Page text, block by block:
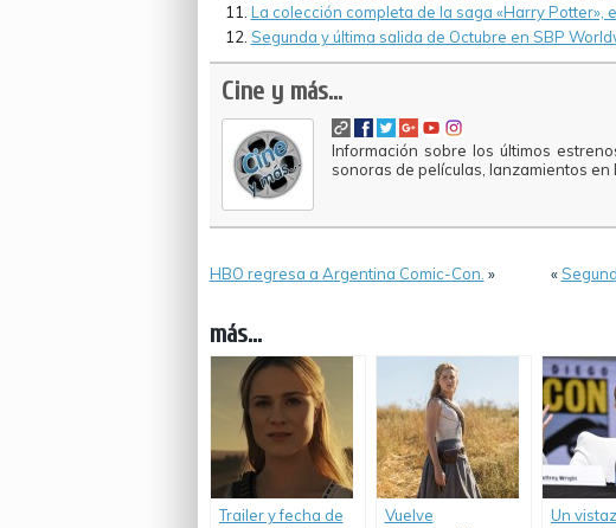
La colección completa de la saga «Harry Potter»,
Segunda y última salida de Octubre en SBP
Cine y más...
Información sobre los últimos
sonoras de películas, lanzamientos en
HBO regresa a Argentina Comic-Con. » «
más...
Trailer y fecha de
Vuelve
Un